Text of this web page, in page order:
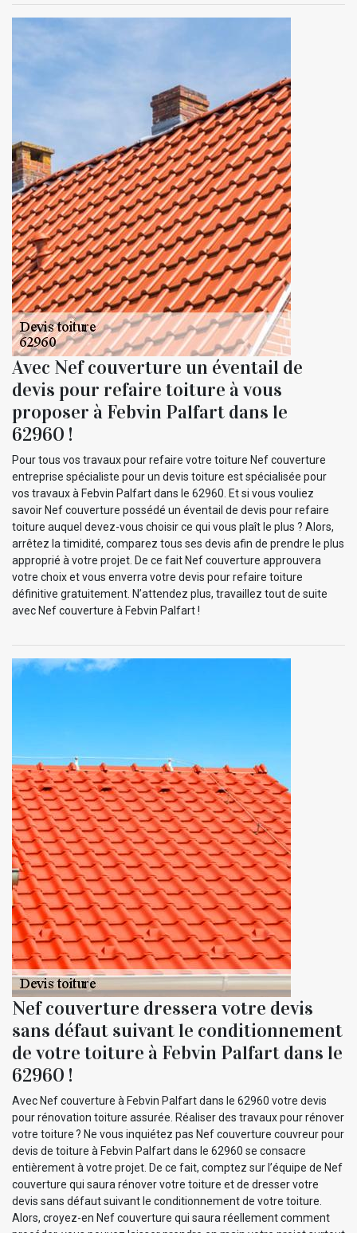
Avec Nef couverture un éventail de
devis pour refaire toiture à vous
proposer à Febvin Palfart dans le
62960 !
Pour tous vos travaux pour refaire votre toiture Nef couverture
entreprise spécialiste pour un devis toiture est spécialisée pour
vos travaux à Febvin Palfart dans le 62960. Et si vous vouliez
savoir Nef couverture possédé un éventail de devis pour refaire
toiture auquel devez-vous choisir ce qui vous plaît le plus ? Alors,
arrêtez la timidité, comparez tous ses devis afin de prendre le plus
approprié à votre projet. De ce fait Nef couverture approuvera
votre choix et vous enverra votre devis pour refaire toiture
définitive gratuitement. N’attendez plus, travaillez tout de suite
avec Nef couverture à Febvin Palfart !
Nef couverture dressera votre devis
sans défaut suivant le conditionnement
de votre toiture à Febvin Palfart dans le
62960 !
Avec Nef couverture à Febvin Palfart dans le 62960 votre devis
pour rénovation toiture assurée. Réaliser des travaux pour rénover
votre toiture ? Ne vous inquiétez pas Nef couverture couvreur pour
devis de toiture à Febvin Palfart dans le 62960 se consacre
entièrement à votre projet. De ce fait, comptez sur l’équipe de Nef
couverture qui saura rénover votre toiture et de dresser votre
devis sans défaut suivant le conditionnement de votre toiture.
Alors, croyez-en Nef couverture qui saura réellement comment